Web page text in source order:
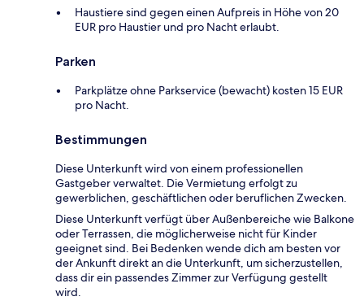
Haustiere sind gegen einen Aufpreis in Höhe von 20
EUR pro Haustier und pro Nacht erlaubt.
Parken
Parkplätze ohne Parkservice (bewacht) kosten 15 EUR
pro Nacht.
Bestimmungen
Diese Unterkunft wird von einem professionellen
Gastgeber verwaltet. Die Vermietung erfolgt zu
gewerblichen, geschäftlichen oder beruflichen Zwecken.
Diese Unterkunft verfügt über Außenbereiche wie Balkone
oder Terrassen, die möglicherweise nicht für Kinder
geeignet sind. Bei Bedenken wende dich am besten vor
der Ankunft direkt an die Unterkunft, um sicherzustellen,
dass dir ein passendes Zimmer zur Verfügung gestellt
wird.